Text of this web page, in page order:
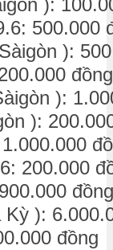
):
500.000
):
đồng
):
):
200.000
đồng
):
đồng